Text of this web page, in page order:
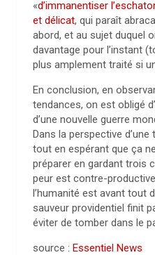
«d’immanentiser
et délicat, qui paraît
abord, et au sujet duquel
davantage pour l’instant
plus amplement traité si
En conclusion, en
tendances, on est obligé
d’une nouvelle guerre
Dans la perspective
tout en espérant que ça
préparer en gardant trois
peur est contre-
l’humanité est avant tout
sauveur providentiel finit
éviter de tomber dans le
source : Essentiel News